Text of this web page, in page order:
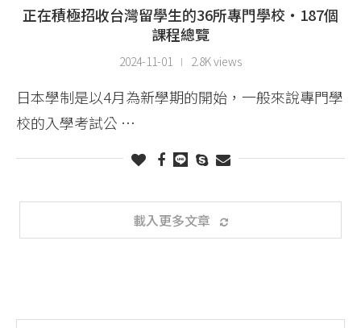
正在積極招收台灣留學生的36所專門學校・187個
課程總覽
2024-11-01 2.8K views
日本學制是以4月為新學期的開始，一般來說專門學
校的入學考試公 …
載入更多文章